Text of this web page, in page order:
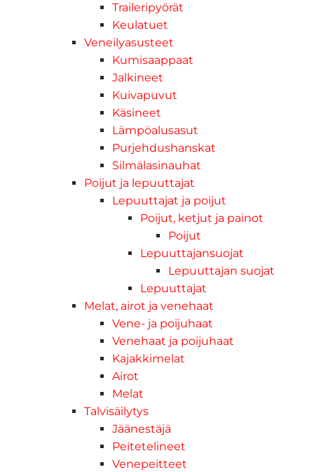
Traileripyörät
Keulatuet
Veneilyasusteet
Kumisaappaat
Jalkineet
Kuivapuvut
Käsineet
Lämpöalusasut
Purjehdushanskat
Silmälasinauhat
Poijut ja lepuuttajat
Lepuuttajat ja poijut
Poijut, ketjut ja painot
Poijut
Lepuuttajansuojat
Lepuuttajan suojat
Lepuuttajat
Melat, airot ja venehaat
Vene- ja poijuhaat
Venehaat ja poijuhaat
Kajakkimelat
Airot
Melat
Talvisäilytys
Jäänestäjä
Peitetelineet
Venepeitteet